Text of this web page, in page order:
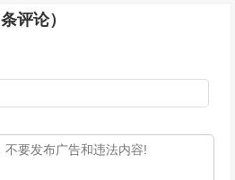
条评论）